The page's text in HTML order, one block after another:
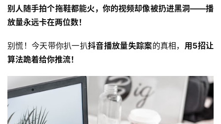
别人随手拍个拖鞋都能火，你的视频却像被扔进黑洞——播
放量永远卡在两位数！​
别慌！今天带你扒一扒抖音播放量失踪案的真相，​ 用5招让
算法跪着给你推流！​